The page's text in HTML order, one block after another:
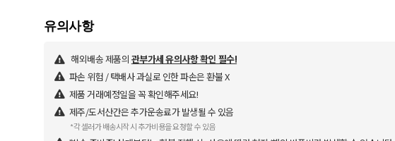
유의사항
해외배송 제품의 관부가세 유의사항 확인 필수!
파손 위험 / 택배사 과실로 인한 파손은 환불 X
제품 거래예정일을 꼭 확인해주세요!
제주/도서산간은 추가운송료가 발생될 수 있음
*각 셀러가 배송시작 시 추가비용을 요청할 수 있음